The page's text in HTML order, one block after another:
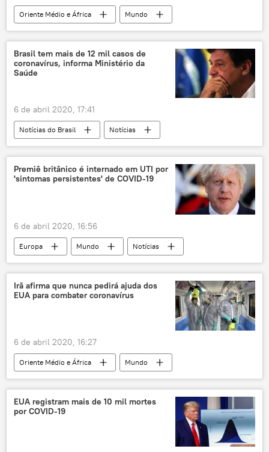
Oriente Médio e África
Mundo
Notícias
EUA Síria
Brasil tem mais de 12 mil casos de
coronavírus, informa Ministério da
Saúde
6 de abril 2020, 17:41
Notícias do Brasil
Notícias
novo coronavírus
COVID-19 no Brasil no início de abril de 2020
Premiê britânico é internado em UTI por
'sintomas persistentes' de COVID-19
6 de abril 2020, 16:56
Europa Mundo
Notícias
Boris Johnson
Mundo lidando com COVID-19 no início de abril de 2020
Reino Unido
Irã afirma que nunca pedirá ajuda dos
EUA para combater coronavírus
6 de abril 2020, 16:27
Oriente Médio e África
Mundo
Notícias
Irã
Mundo lidando com COVID-19 no início de abril de 2020
EUA
EUA registram mais de 10 mil mortes
por COVID-19